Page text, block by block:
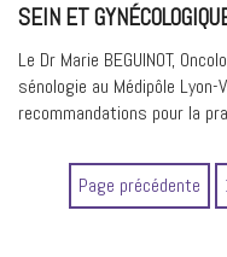
SEIN ET
Le Dr Marie BEGUINOT,
sénologie au Médipôle
recommandations pour la
Page précédente